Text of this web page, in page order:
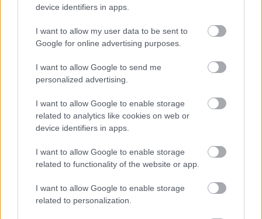
device identifiers in apps.
I want to allow my user data to be sent to
Google for online advertising purposes.
I want to allow Google to send me
personalized advertising.
I want to allow Google to enable storage
related to analytics like cookies on web or
device identifiers in apps.
I want to allow Google to enable storage
related to functionality of the website or app.
I want to allow Google to enable storage
related to personalization.
Meccs Center
Paris Saint-Germainvs